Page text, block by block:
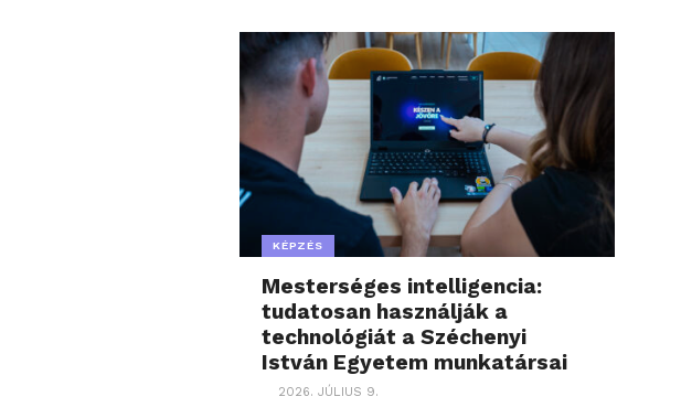
KÉPZÉS
Mesterséges intelligencia:
tudatosan használják a
technológiát a Széchenyi
István Egyetem munkatársai
2026. JÚLIUS 9.